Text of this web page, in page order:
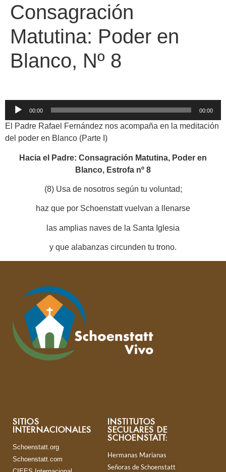
Consagración
Matutina: Poder en
Blanco, Nº 8
Reproductor
audio
00:00 00:00
El Padre Rafael Fernández nos acompaña en la meditación
del poder en Blanco (Parte I)
Hacia el Padre: Consagración Matutina, Poder en
Blanco, Estrofa nº 8
(8) Usa de nosotros según tu voluntad;
haz que por Schoenstatt vuelvan a llenarse
las amplias naves de la Santa Iglesia
y que alabanzas circunden tu trono.
SITIOS
INTERNACIONALES
Schoenstatt.org
Schoenstatt.com
INSTITUTOS
SECULARES DE
SCHOENSTATT:
Hermanas Marianas
Señoras de Schoenstatt